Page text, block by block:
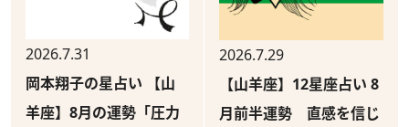
2026.7.31
岡本翔子の星占い 【山
羊座】8月の運勢「圧力
2026.7.29
【山羊座】12星座占い 8
月前半運勢 直感を信じ